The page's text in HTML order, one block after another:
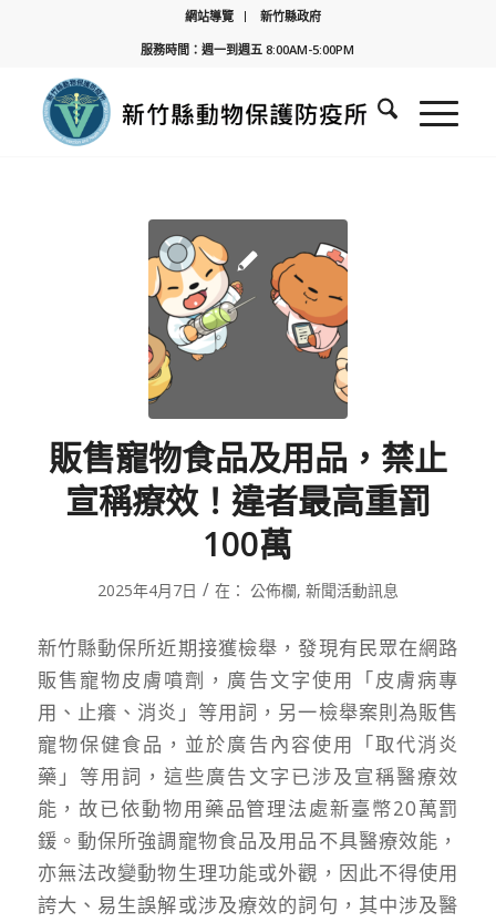
網站導覽
新竹縣政府
服務時間：週一到週五 8:00AM-5:00PM
販售寵物食品及用品，禁止
宣稱療效！違者最高重罰
100萬
2025年4月7日 / 在： 公佈欄, 新聞活動訊息
新竹縣動保所近期接獲檢舉，發現有民眾在網路
販售寵物皮膚噴劑，廣告文字使用「皮膚病專
用、止癢、消炎」等用詞，另一檢舉案則為販售
寵物保健食品，並於廣告內容使用「取代消炎
藥」等用詞，這些廣告文字已涉及宣稱醫療效
能，故已依動物用藥品管理法處新臺幣20萬罰
鍰。動保所強調寵物食品及用品不具醫療效能，
亦無法改變動物生理功能或外觀，因此不得使用
誇大、易生誤解或涉及療效的詞句，其中涉及醫